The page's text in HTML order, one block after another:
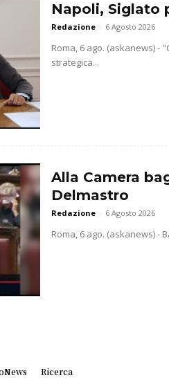
Napoli, Siglato
Redazione - 6 Agosto 2026
Roma, 6 ago. (askanews)
strategica...
Alla Camera
Delmastro
Redazione - 6 Agosto 2026
Roma, 6 ago. (askanews) -
Ricerca